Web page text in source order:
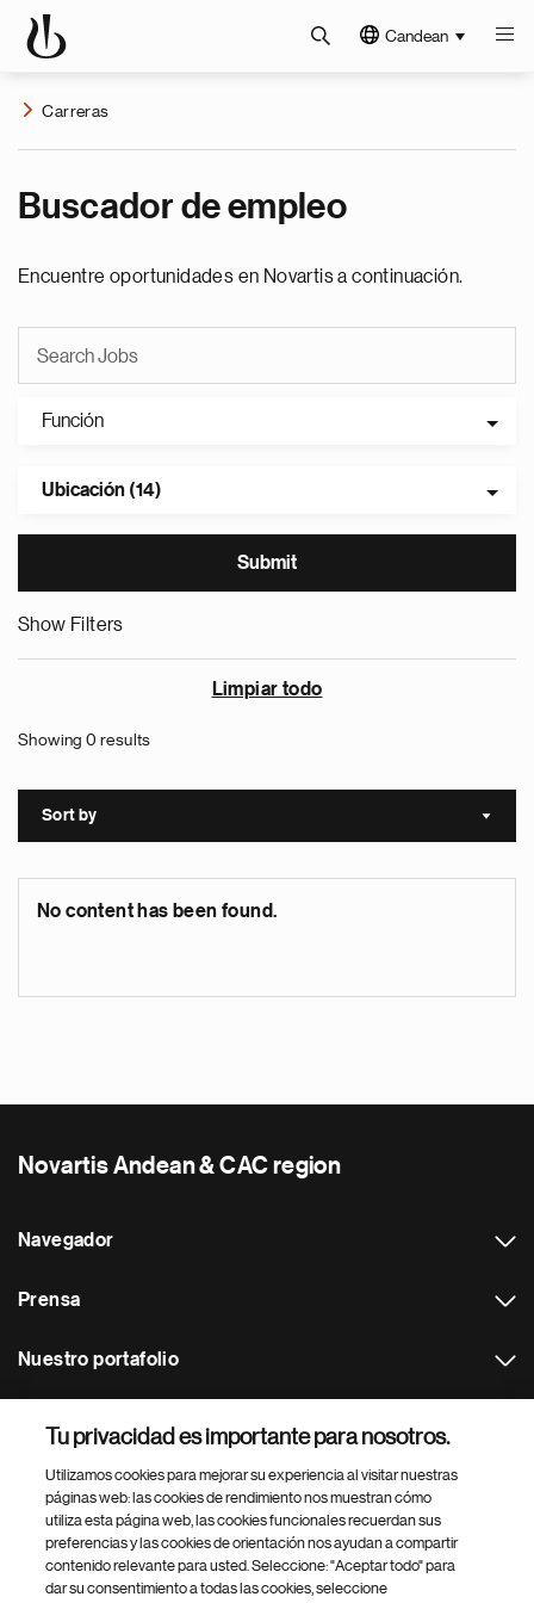
Candean
Carreras
Buscador de empleo
Encuentre oportunidades en Novartis a continuación.
Función
Ubicación (14)
Show Filters
Limpiar todo
Showing 0 results
Sort by Sort
No content has been found.
Novartis Andean & CAC region
Navegador
Prensa
Nuestro portafolio
Footer Site Search
Tu privacidad es importante para nosotros.
Utilizamos cookies para mejorar su experiencia al visitar nuestras
páginas web: las cookies de rendimiento nos muestran cómo
utiliza esta página web, las cookies funcionales recuerdan sus
preferencias y las cookies de orientación nos ayudan a compartir
contenido relevante para usted. Seleccione: "Aceptar todo" para
dar su consentimiento a todas las cookies, seleccione